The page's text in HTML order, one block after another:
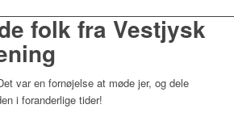
folk fra Vestjysk
var en fornøjelse at møde jer, og dele
i foranderlige tider!